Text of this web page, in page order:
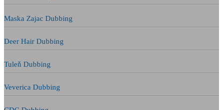
Maska Zajac Dubbing
Deer Hair Dubbing
Tuleň Dubbing
Veverica Dubbing